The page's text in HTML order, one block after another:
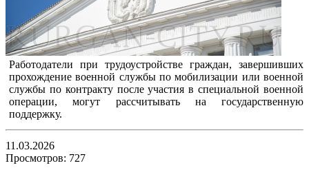
Работодатели при трудоустройстве граждан, завершивших
прохождение военной службы по мобилизации или военной
службы по контракту после участия в специальной военной
операции, могут рассчитывать на государственную
поддержку.
11.03.2026
Просмотров: 727